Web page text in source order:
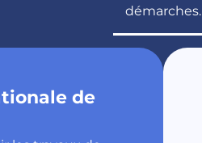
démarches.
de